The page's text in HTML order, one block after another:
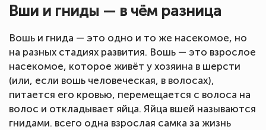
Вши и гниды — в чём разница
Вошь и гнида — это одно и то же насекомое, но
на разных стадиях развития. Вошь — это взрослое
насекомое, которое живёт у хозяина в шерсти
(или, если вошь человеческая, в волосах),
питается его кровью, перемещается с волоса на
волос и откладывает яйца. Яйца вшей называются
гнидами. всего одна взрослая самка за жизнь